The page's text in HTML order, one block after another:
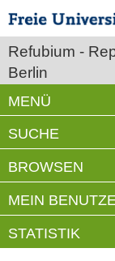
Refubium -
Berlin
MENÜ
SUCHE
BROWSEN
MEIN
STATISTIK